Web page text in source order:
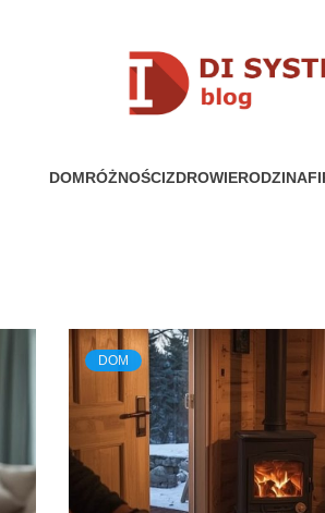
DOMRÓŻNOŚCIZDROWIERODZINA
DOM